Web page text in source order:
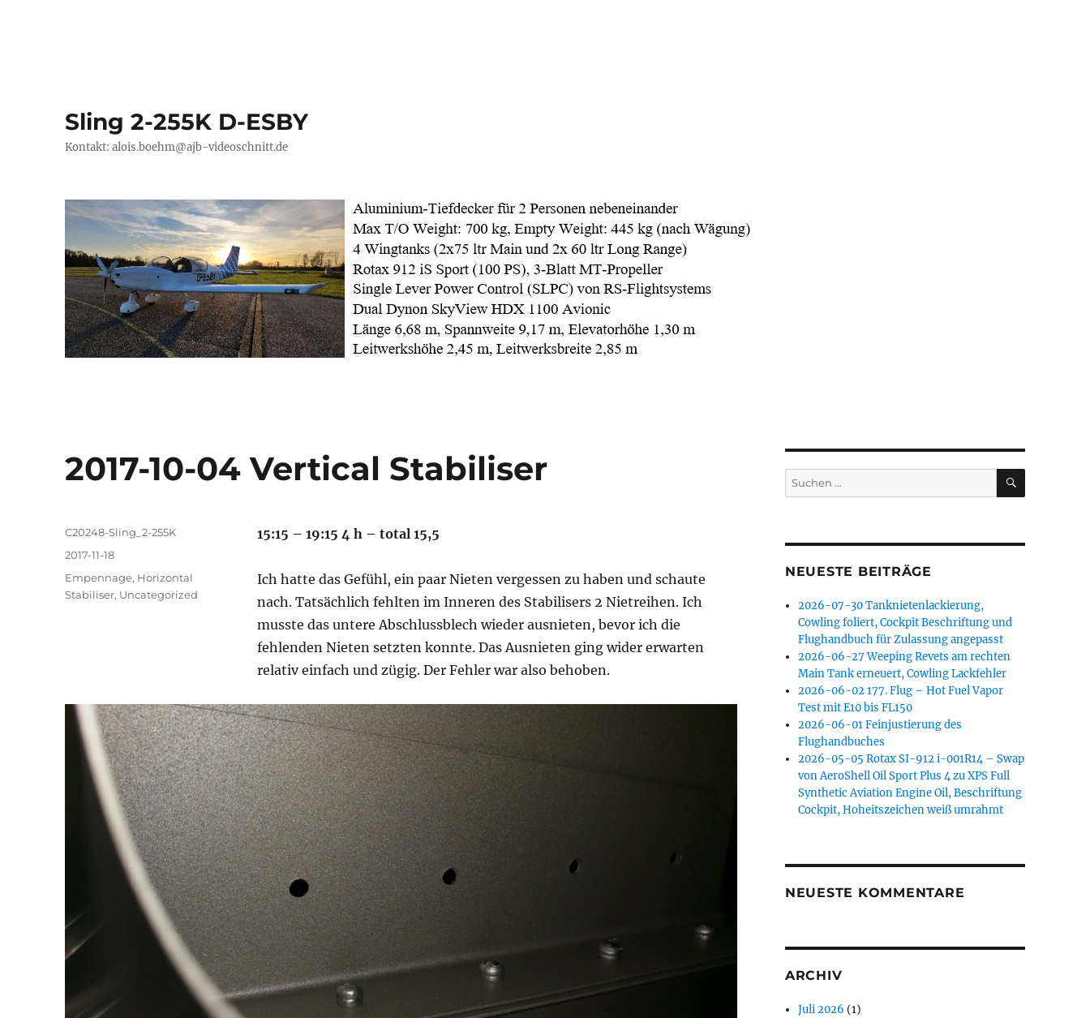
Sling 2-255K D-ESBY
Kontakt: alois.boehm@ajb-videoschnitt.de
2017-10-04 Vertical Stabiliser
15:15 – 19:15 4 h – total 15,5
Ich hatte das Gefühl, ein paar Nieten vergessen zu haben und schaute
nach. Tatsächlich fehlten im Inneren des Stabilisers 2 Nietreihen. Ich
musste das untere Abschlussblech wieder ausnieten, bevor ich die
fehlenden Nieten setzten konnte. Das Ausnieten ging wider erwarten
relativ einfach und zügig. Der Fehler war also behoben.
Autor
C20248-Sling_2-255K
Veröffentlicht
2017-11-18
Kategorien
Empennage, Horizontal
Stabiliser, Uncategorized
Suchen
nach:
SUCHEN
NEUESTE BEITRÄGE
2026-07-30 Tanknietenlackierung,
Cowling foliert, Cockpit Beschriftung und
Flughandbuch für Zulassung angepasst
2026-06-27 Weeping Revets am rechten
Main Tank erneuert, Cowling Lackfehler
2026-06-02 177. Flug – Hot Fuel Vapor
Test mit E10 bis FL150
2026-06-01 Feinjustierung des
Flughandbuches
2026-05-05 Rotax SI-912 i-001R14 – Swap
von AeroShell Oil Sport Plus 4 zu XPS Full
Synthetic Aviation Engine Oil, Beschriftung
Cockpit, Hoheitszeichen weiß umrahmt
NEUESTE KOMMENTARE
ARCHIV
Juli 2026 (1)